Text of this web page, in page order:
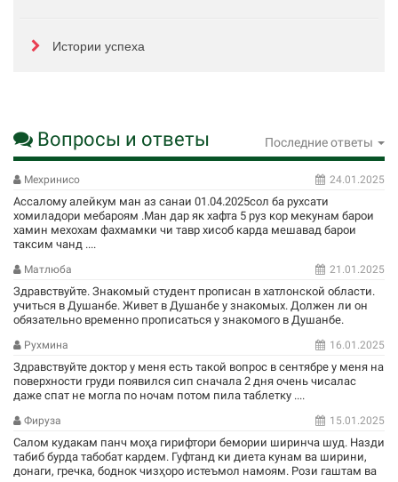
Истории успеха
Вопросы и ответы Последние ответы
Мехринисо 24.01.2025
Ассалому алейкум ман аз санаи 01.04.2025сол ба рухсати
хомиладори мебароям .Ман дар як хафта 5 руз кор мекунам барои
хамин мехохам фахмамки чи тавр хисоб карда мешавад барои
таксим чанд ....
Матлюба 21.01.2025
Здравствуйте. Знакомый студент прописан в хатлонской области.
учиться в Душанбе. Живет в Душанбе у знакомых. Должен ли он
обязательно временно прописаться у знакомого в Душанбе.
Рухмина 16.01.2025
Здравствуйте доктор у меня есть такой вопрос в сентябре у меня на
поверхности груди появился сип сначала 2 дня очень чисалас
даже спат не могла по ночам потом пила таблетку ....
Фируза 15.01.2025
Салом кудакам панч моҳа гирифтори бемории ширинча шуд. Назди
табиб бурда табобат кардем. Гуфтанд ки диета кунам ва ширини,
донаги, гречка, боднок чизҳоро истеъмол намоям. Рози гаштам ва